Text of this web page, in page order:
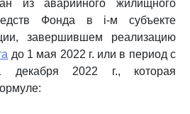
из аварийного жилищного
Фонда в i-м субъекте
завершившем реализацию
до 1 мая 2022 г. или в период с
2022 г., которая